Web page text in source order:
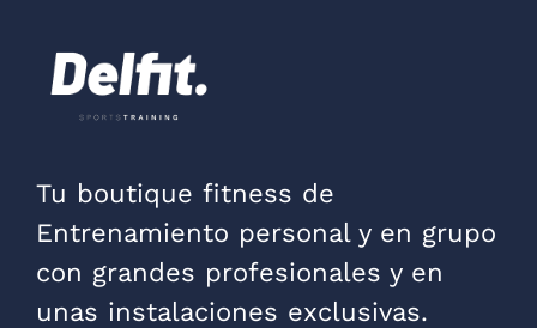
Tu boutique fitness de
Entrenamiento personal y en grupo
con grandes profesionales y en
unas instalaciones exclusivas.